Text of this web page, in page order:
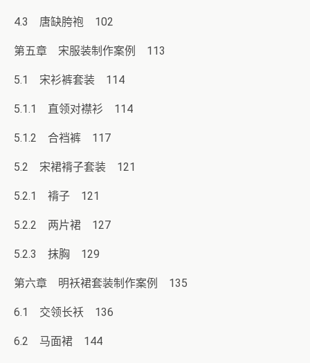
4.3 唐缺胯袍 102
第五章 宋服装制作案例 113
5.1 宋衫裤套装 114
5.1.1 直领对襟衫 114
5.1.2 合裆裤 117
5.2 宋裙褙子套装 121
5.2.1 褙子 121
5.2.2 两片裙 127
5.2.3 抹胸 129
第六章 明袄裙套装制作案例 135
6.1 交领长袄 136
6.2 马面裙 144